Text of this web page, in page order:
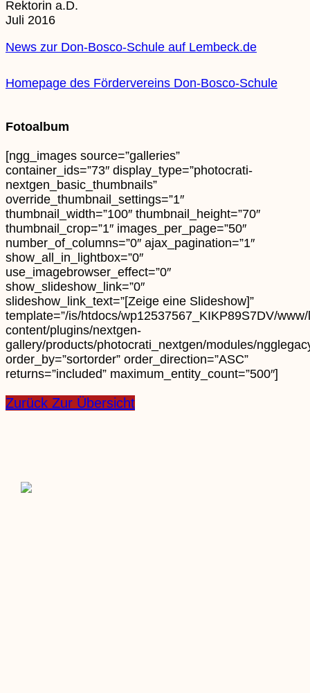
Rektorin a.D.
Juli 2016
News zur Don-Bosco-Schule auf Lembeck.de
Homepage des Fördervereins Don-Bosco-Schule
Fotoalbum
[ngg_images source=”galleries”
container_ids=”73″ display_type=”photocrati-
nextgen_basic_thumbnails”
override_thumbnail_settings=”1″
thumbnail_width=”100″ thumbnail_height=”70″
thumbnail_crop=”1″ images_per_page=”50″
number_of_columns=”0″ ajax_pagination=”1″
show_all_in_lightbox=”0″
use_imagebrowser_effect=”0″
show_slideshow_link=”0″
slideshow_link_text=”[Zeige eine Slideshow]”
template=”/is/htdocs/wp12537567_KIKP89S7DV/
content/plugins/nextgen-
gallery/products/photocrati_nextgen/modules/
order_by=”sortorder” order_direction=”ASC”
returns=”included” maximum_entity_count=”500″]
Zurück Zur Übersicht